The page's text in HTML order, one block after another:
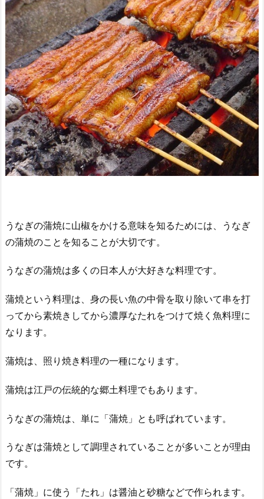
うなぎの蒲焼に山椒をかける意味を知るためには、うなぎ
の蒲焼のことを知ることが大切です。
うなぎの蒲焼は多くの日本人が大好きな料理です。
蒲焼という料理は、身の長い魚の中骨を取り除いて串を打
ってから素焼きしてから濃厚なたれをつけて焼く魚料理に
なります。
蒲焼は、照り焼き料理の一種になります。
蒲焼は江戸の伝統的な郷土料理でもあります。
うなぎの蒲焼は、単に「蒲焼」とも呼ばれています。
うなぎは蒲焼として調理されていることが多いことが理由
です。
「蒲焼」に使う「たれ」は醤油と砂糖などで作られます。